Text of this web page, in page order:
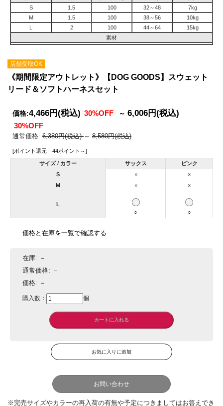
S
1.5 100 32～48
7kg
M
1.5 100 38～56
10kg
L
2 100 44～64
15kg
素材
店舗受取OK
《期間限定アウトレット》【DOG GOODS】スウェット
リード＆ソフトハーネスセット
価格:4,466円(税込) 30%OFF ～ 6,006円(税込)
30%OFF
通常価格: 6,380円(税込)～ 8,580円(税込)
[ポイント還元 44ポイント～]
サイズ / カラー サックス
ピンク
S
×
×
M
× ×
L
○
○
価格と在庫を一覧で確認する
在庫: －
通常価格: －
価格: －
購入数： 個
お問い合わせ